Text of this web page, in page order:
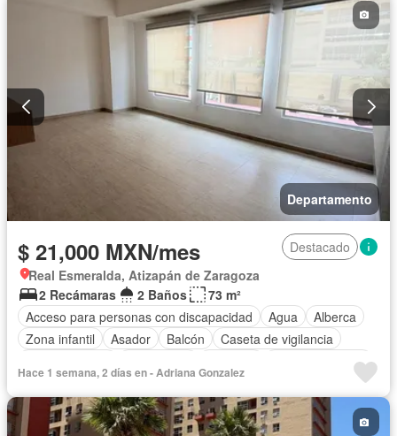
Departamento
$ 21,000 MXN/mes
Destacado
Real Esmeralda, Atizapán de Zaragoza
2 Recámaras
2 Baños
73 m²
Acceso para personas con discapacidad
Agua
Alberca
Zona infantil
Asador Balcón
Caseta de vigilancia
Estacionamiento
Gas natural
Gimnasio Jardín
Recámara con closet
Sala polivalente
Sauna Seguridad
Zonas verdes
Permite mascotas
Sin amueblar
Hace 1 semana, 2 días en - Adriana Gonzalez